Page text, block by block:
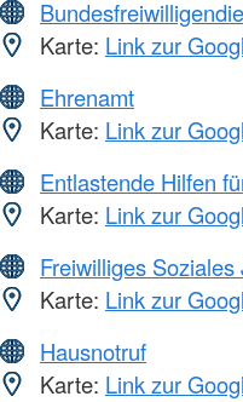
Karte: Link zur
Ehrenamt
Karte: Link zur
Entlastende Hilfen
Karte: Link zur
Freiwilliges Soziales
Karte: Link zur
Hausnotruf
Karte: Link zur